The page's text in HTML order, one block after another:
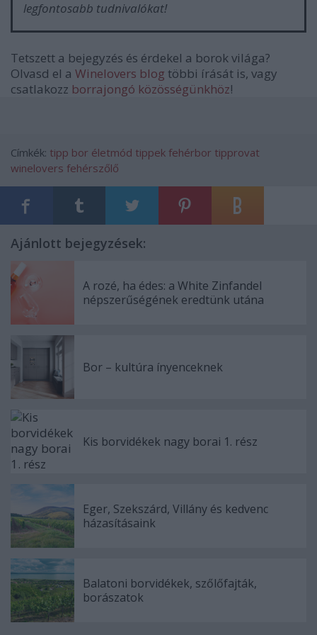
legfontosabb tudnivalókat!
Tetszett a bejegyzés és érdekel a borok világa?
Olvasd el a Winelovers blog többi írását is, vagy
csatlakozz borrajongó közösségünkhöz!
Címkék: tipp bor életmód tippek fehérbor tipprovat
winelovers fehérszőlő
Ajánlott bejegyzések:
A rozé, ha édes: a White Zinfandel
népszerűségének eredtünk utána
Bor – kultúra ínyenceknek
Kis borvidékek nagy borai 1. rész
Eger, Szekszárd, Villány és kedvenc
házasításaink
Balatoni borvidékek, szőlőfajták,
borászatok